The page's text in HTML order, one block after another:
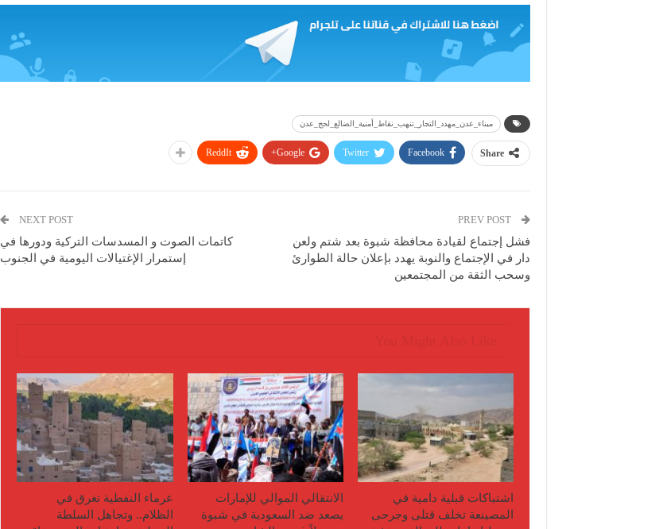
ميناء_عدن_مهدد_التجار_تنهب_نقاط_أمنية_الضالع_لحج_عدن
Share
Facebook
Twitter
Google+
ReddIt
فشل إجتماع لقيادة محافظة شبوة بعد شتم ولعن
دار في الإجتماع والنوبة يهدد بإعلان حالة الطوارئ
وسحب الثقة من المجتمعين
NEXT POST
كاتمات الصوت و المسدسات التركية ودورها في
إستمرار الإغتيالات اليومية في الجنوب
اشتباكات قبلية دامية في
المصينعة تخلف قتلى وجرحى
الانتقالي الموالي للإمارات
يصعد ضد السعودية في شبوة
عرماء النفطية تغرق في
الظلام.. وتجاهل السلطة